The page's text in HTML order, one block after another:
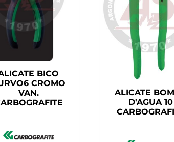
BICO
CROMO
VAN.
ALICATE
D'AGUA 10